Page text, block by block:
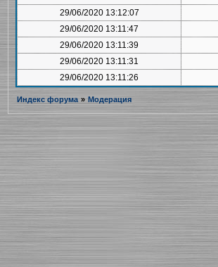
29/06/2020 13:12:07
29/06/2020 13:11:47
29/06/2020 13:11:39
29/06/2020 13:11:31
29/06/2020 13:11:26
Индекс форума » Модерация